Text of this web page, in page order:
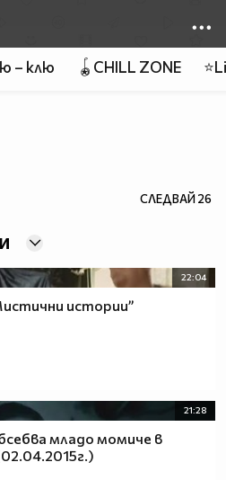
– клю 🪀CHILL ZONE
СЛЕДВАЙ26
22:04
истории”
21:28
младо момиче в